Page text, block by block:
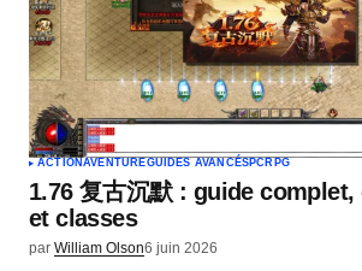
ACTIONAVENTUREGUIDES AVANCÉS PC RPG
1.76 复古沉默 : guide
et classes
par William Olson6 juin 2026